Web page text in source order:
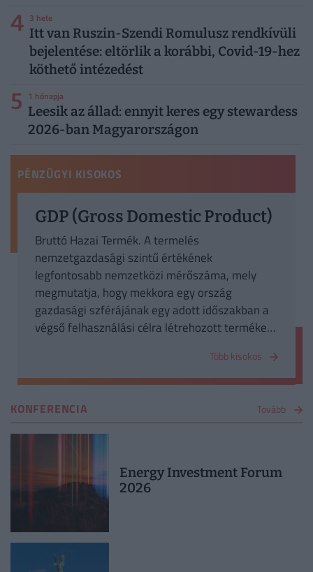
4 3 hete
Itt van Ruszin-Szendi Romulusz rendkívüli
bejelentése: eltörlik a korábbi, Covid-19-hez
köthető intézedést
5 1 hónapja
Leesik az állad: ennyit keres egy stewardess
2026-ban Magyarországon
PÉNZÜGYI KISOKOS
GDP (Gross Domestic Product)
Bruttó Hazai Termék. A termelés
nemzetgazdasági szintű értékének
legfontosabb nemzetközi mérőszáma, mely
megmutatja, hogy mekkora egy ország
gazdasági szférájának egy adott időszakban a
végső felhasználási célra létrehozott termékek
Több kisokos
KONFERENCIA Tovább
Energy Investment Forum
2026